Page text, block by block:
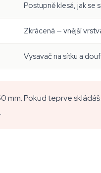
Postupně klesá, jak se
Zkrácená — vnější
Vysavač na síťku a
mm. Pokud teprve